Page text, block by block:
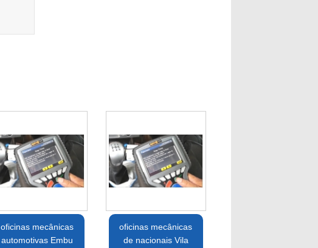
oficinas mecânicas
automotivas Embu
oficinas mecânicas
de nacionais Vila